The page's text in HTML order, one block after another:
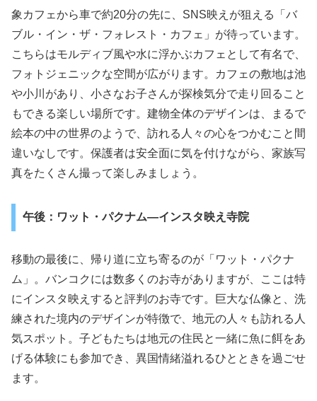
象カフェから車で約20分の先に、SNS映えが狙える「バ
ブル・イン・ザ・フォレスト・カフェ」が待っています。
こちらはモルディブ風や水に浮かぶカフェとして有名で、
フォトジェニックな空間が広がります。カフェの敷地は池
や小川があり、小さなお子さんが探検気分で走り回ること
もできる楽しい場所です。建物全体のデザインは、まるで
絵本の中の世界のようで、訪れる人々の心をつかむこと間
違いなしです。保護者は安全面に気を付けながら、家族写
真をたくさん撮って楽しみましょう。
午後：ワット・パクナム―インスタ映え寺院
移動の最後に、帰り道に立ち寄るのが「ワット・パクナ
ム」。バンコクには数多くのお寺がありますが、ここは特
にインスタ映えすると評判のお寺です。巨大な仏像と、洗
練された境内のデザインが特徴で、地元の人々も訪れる人
気スポット。子どもたちは地元の住民と一緒に魚に餌をあ
げる体験にも参加でき、異国情緒溢れるひとときを過ごせ
ます。